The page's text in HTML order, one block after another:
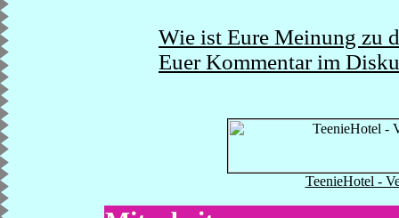
Wie ist Eure Meinung zu
Euer Kommentar im
TeenieHotel -